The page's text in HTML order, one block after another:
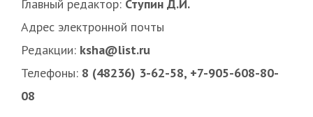
Главный редактор: Ступин Д.И.
Адрес электронной почты
Редакции: ksha@list.ru
Телефоны: 8 (48236) 3-62-58, +7-905-608-80-
08